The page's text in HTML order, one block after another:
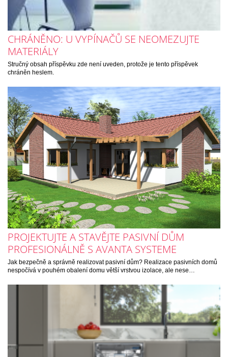
CHRÁNĚNO: U VYPÍNAČŮ SE NEOMEZUJTE
MATERIÁLY
Stručný obsah příspěvku zde není uveden, protože je tento příspěvek
chráněn heslem.
PROJEKTUJTE A STAVĚJTE PASIVNÍ DŮM
PROFESIONÁLNĚ S AVANTA SYSTEME
Jak bezpečně a správně realizovat pasivní dům? Realizace pasivních domů
nespočívá v pouhém obalení domu větší vrstvou izolace, ale nese…